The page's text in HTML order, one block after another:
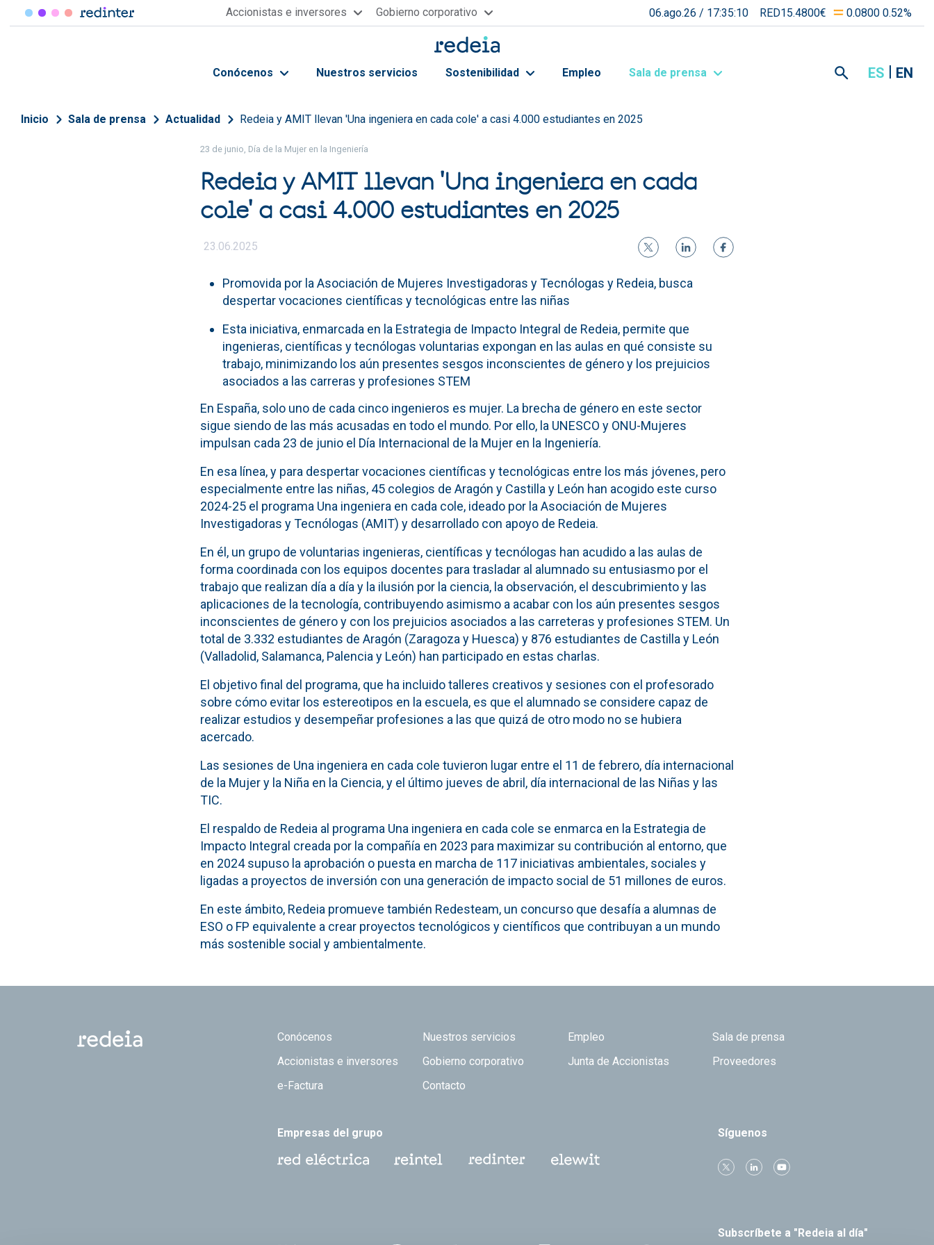
Pasar al contenido principal Accionistas e inversores Gobierno corporativo 06.ago.26 / 17:35:10 RED15.4800€ 0.0800 0.52%
Conócenos Nuestros servicios Sostenibilidad Empleo Sala de prensa ES EN
Sobrescribir enlaces de ayuda a la navegación
Inicio Sala de prensa Actualidad Redeia y AMIT llevan 'Una ingeniera en cada cole' a casi 4.000 estudiantes en 2025
23 de junio, Día de la Mujer en la Ingeniería
Redeia y AMIT llevan 'Una ingeniera en cada
cole' a casi 4.000 estudiantes en 2025
23.06.2025
Promovida por la Asociación de Mujeres Investigadoras y Tecnólogas y Redeia, busca
despertar vocaciones científicas y tecnológicas entre las niñas
Esta iniciativa, enmarcada en la Estrategia de Impacto Integral de Redeia, permite que
ingenieras, científicas y tecnólogas voluntarias expongan en las aulas en qué consiste su
trabajo, minimizando los aún presentes sesgos inconscientes de género y los prejuicios
asociados a las carreras y profesiones STEM
En España, solo uno de cada cinco ingenieros es mujer. La brecha de género en este sector
sigue siendo de las más acusadas en todo el mundo. Por ello, la UNESCO y ONU-Mujeres
impulsan cada 23 de junio el Día Internacional de la Mujer en la Ingeniería.
En esa línea, y para despertar vocaciones científicas y tecnológicas entre los más jóvenes, pero
especialmente entre las niñas, 45 colegios de Aragón y Castilla y León han acogido este curso
2024-25 el programa Una ingeniera en cada cole, ideado por la Asociación de Mujeres
Investigadoras y Tecnólogas (AMIT) y desarrollado con apoyo de Redeia.
En él, un grupo de voluntarias ingenieras, científicas y tecnólogas han acudido a las aulas de
forma coordinada con los equipos docentes para trasladar al alumnado su entusiasmo por el
trabajo que realizan día a día y la ilusión por la ciencia, la observación, el descubrimiento y las
aplicaciones de la tecnología, contribuyendo asimismo a acabar con los aún presentes sesgos
inconscientes de género y con los prejuicios asociados a las carreteras y profesiones STEM. Un
total de 3.332 estudiantes de Aragón (Zaragoza y Huesca) y 876 estudiantes de Castilla y León
(Valladolid, Salamanca, Palencia y León) han participado en estas charlas.
El objetivo final del programa, que ha incluido talleres creativos y sesiones con el profesorado
sobre cómo evitar los estereotipos en la escuela, es que el alumnado se considere capaz de
realizar estudios y desempeñar profesiones a las que quizá de otro modo no se hubiera
acercado.
Las sesiones de Una ingeniera en cada cole tuvieron lugar entre el 11 de febrero, día internacional
de la Mujer y la Niña en la Ciencia, y el último jueves de abril, día internacional de las Niñas y las
TIC.
El respaldo de Redeia al programa Una ingeniera en cada cole se enmarca en la Estrategia de
Impacto Integral creada por la compañía en 2023 para maximizar su contribución al entorno, que
en 2024 supuso la aprobación o puesta en marcha de 117 iniciativas ambientales, sociales y
ligadas a proyectos de inversión con una generación de impacto social de 51 millones de euros.
En este ámbito, Redeia promueve también Redesteam, un concurso que desafía a alumnas de
ESO o FP equivalente a crear proyectos tecnológicos y científicos que contribuyan a un mundo
más sostenible social y ambientalmente.
Footer TOP
Conócenos Nuestros servicios Empleo
Sala de prensa
Accionistas e inversores
Gobierno corporativo Junta de Accionistas
Proveedores
e-Factura
Contacto
Empresas del grupo Síguenos
Subscríbete a "Redeia al día"